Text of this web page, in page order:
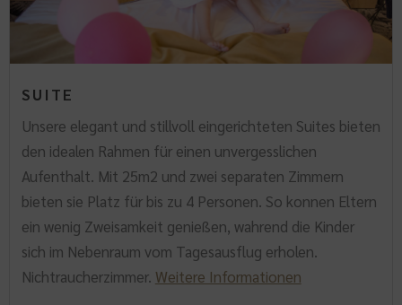
SUITE
Unsere elegant und stillvoll eingerichteten Suites bieten
den idealen Rahmen für einen unvergesslichen
Aufenthalt. Mit 25m2 und zwei separaten Zimmern
bieten sie Platz für bis zu 4 Personen. So konnen Eltern
ein wenig Zweisamkeit genießen, wahrend die Kinder
sich im Nebenraum vom Tagesausflug erholen.
Nichtraucherzimmer. Weitere Informationen